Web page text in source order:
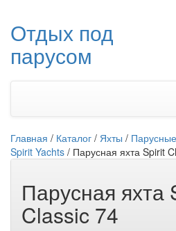
Отдых под
парусом
Главная / Каталог / Яхты /
Spirit Yachts / Парусная яхта Spirit
Парусная яхта
Classic 74